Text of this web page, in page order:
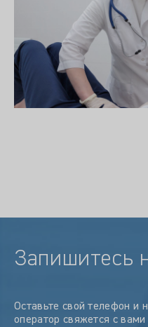
Запишитесь
Оставьте свой телефон и
оператор свяжется с